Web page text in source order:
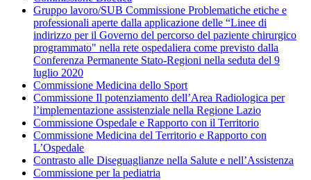
Gruppo lavoro/SUB Commissione Problematiche etiche e
professionali aperte dalla applicazione delle “Linee di
indirizzo per il Governo del percorso del paziente chirurgico
programmato" nella rete ospedaliera come previsto dalla
Conferenza Permanente Stato-Regioni nella seduta del 9
luglio 2020
Commissione Medicina dello Sport
Commissione Il potenziamento dell’Area Radiologica per
l’implementazione assistenziale nella Regione Lazio
Commissione Ospedale e Rapporto con il Territorio
Commissione Medicina del Territorio e Rapporto con
L’Ospedale
Contrasto alle Diseguaglianze nella Salute e nell’Assistenza
Commissione per la pediatria